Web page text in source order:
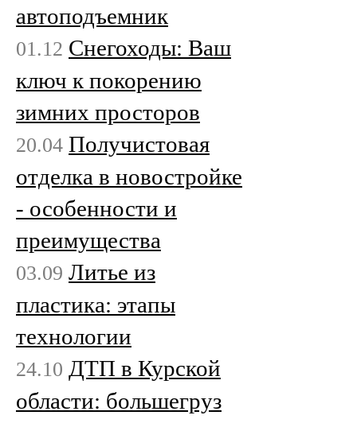
автоподъемник
01.12 Снегоходы: Ваш
ключ к покорению
зимних просторов
20.04 Получистовая
отделка в новостройке
- особенности и
преимущества
03.09 Литье из
пластика: этапы
технологии
24.10 ДТП в Курской
области: большегруз